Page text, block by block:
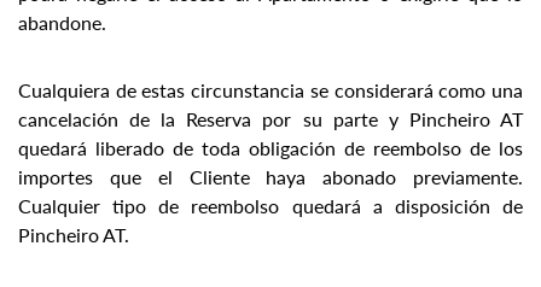
abandone.
Cualquiera de estas circunstancia se considerará como una
cancelación de la Reserva por su parte y Pincheiro AT
quedará liberado de toda obligación de reembolso de los
importes que el Cliente haya abonado previamente.
Cualquier tipo de reembolso quedará a disposición de
Pincheiro AT.